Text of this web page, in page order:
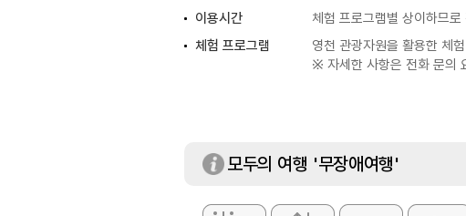
이용시간
체험 프로그램별 상이하므
체험 프로그램
영천 관광자원을 활용한 체
※ 자세한 사항은 전화 문의
모두의 여행 '무장애여행'